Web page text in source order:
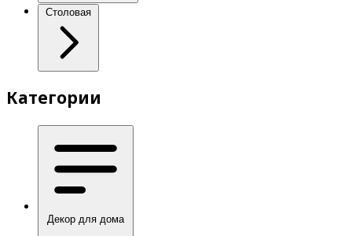
Столовая
Категории
Декор для дома